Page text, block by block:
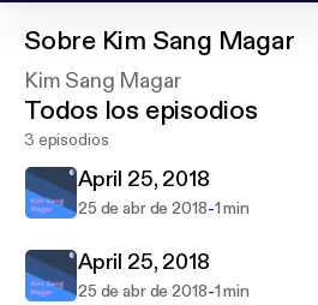
Sobre Kim Sang Magar
Kim Sang Magar
Todos los episodios
3 episodios
April 25, 2018
25 de abr de 2018-1 min
April 25, 2018
25 de abr de 2018-1 min